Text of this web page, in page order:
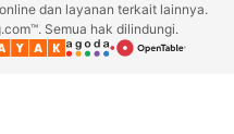
dan layanan terkait lainnya.
Semua hak dilindungi.